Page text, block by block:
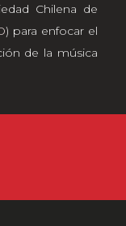
Chilena de
) para enfocar el
de la música